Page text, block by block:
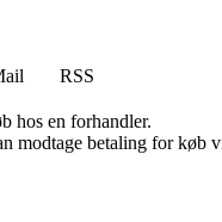
RSS
hos en forhandler.
betaling for